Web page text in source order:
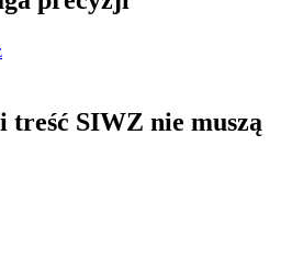
i treść SIWZ nie muszą